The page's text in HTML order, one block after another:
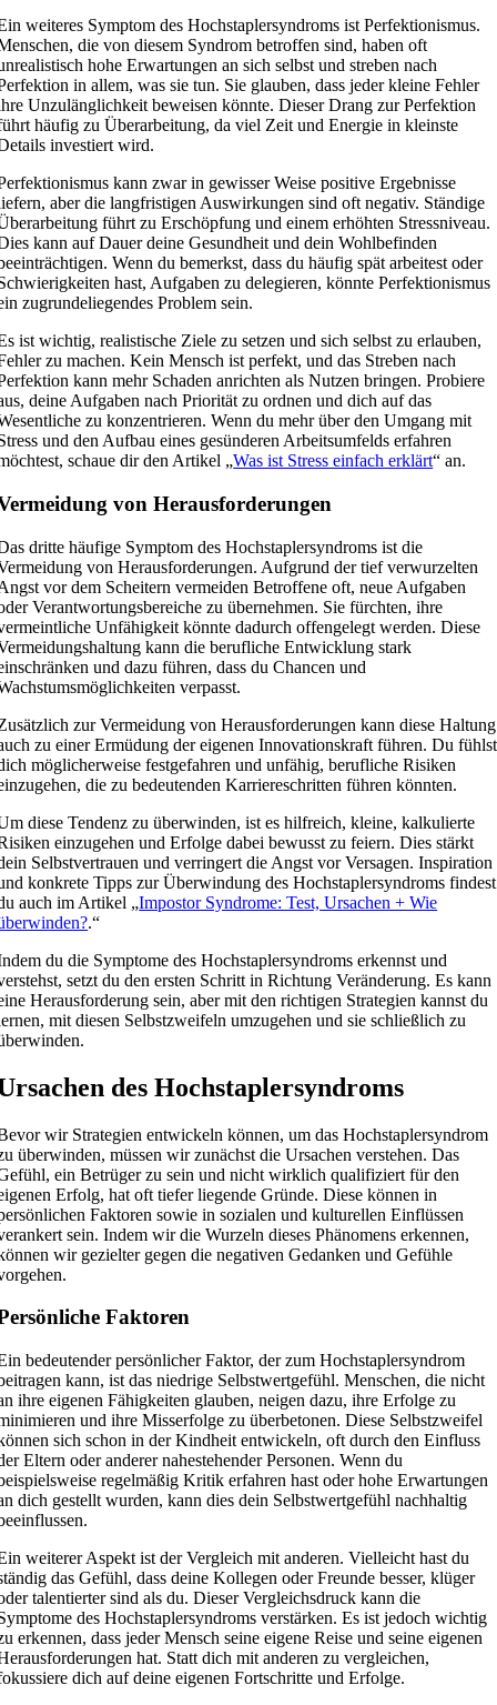
weiteres Symptom des Hochstaplersyndroms ist Perfektionismus.
die von diesem Syndrom betroffen sind, haben oft
hohe Erwartungen an sich selbst und streben nach
in allem, was sie tun. Sie glauben, dass jeder kleine Fehler
Unzulänglichkeit beweisen könnte. Dieser Drang zur Perfektion
häufig zu Überarbeitung, da viel Zeit und Energie in kleinste
investiert wird.
kann zwar in gewisser Weise positive Ergebnisse
aber die langfristigen Auswirkungen sind oft negativ. Ständige
führt zu Erschöpfung und einem erhöhten Stressniveau.
kann auf Dauer deine Gesundheit und dein Wohlbefinden
Wenn du bemerkst, dass du häufig spät arbeitest oder
hast, Aufgaben zu delegieren, könnte Perfektionismus
zugrundeliegendes Problem sein.
ist wichtig, realistische Ziele zu setzen und sich selbst zu erlauben,
zu machen. Kein Mensch ist perfekt, und das Streben nach
kann mehr Schaden anrichten als Nutzen bringen. Probiere
deine Aufgaben nach Priorität zu ordnen und dich auf das
zu konzentrieren. Wenn du mehr über den Umgang mit
und den Aufbau eines gesünderen Arbeitsumfelds erfahren
schaue dir den Artikel „Was ist Stress einfach erklärt“ an.
von Herausforderungen
dritte häufige Symptom des Hochstaplersyndroms ist die
von Herausforderungen. Aufgrund der tief verwurzelten
vor dem Scheitern vermeiden Betroffene oft, neue Aufgaben
Verantwortungsbereiche zu übernehmen. Sie fürchten, ihre
Unfähigkeit könnte dadurch offengelegt werden. Diese
kann die berufliche Entwicklung stark
und dazu führen, dass du Chancen und
verpasst.
zur Vermeidung von Herausforderungen kann diese Haltung
zu einer Ermüdung der eigenen Innovationskraft führen. Du fühlst
möglicherweise festgefahren und unfähig, berufliche Risiken
die zu bedeutenden Karriereschritten führen könnten.
diese Tendenz zu überwinden, ist es hilfreich, kleine, kalkulierte
einzugehen und Erfolge dabei bewusst zu feiern. Dies stärkt
Selbstvertrauen und verringert die Angst vor Versagen. Inspiration
konkrete Tipps zur Überwindung des Hochstaplersyndroms findest
auch im Artikel „Impostor Syndrome: Test, Ursachen + Wie
.“
du die Symptome des Hochstaplersyndroms erkennst und
setzt du den ersten Schritt in Richtung Veränderung. Es kann
Herausforderung sein, aber mit den richtigen Strategien kannst du
mit diesen Selbstzweifeln umzugehen und sie schließlich zu
des Hochstaplersyndroms
wir Strategien entwickeln können, um das Hochstaplersyndrom
überwinden, müssen wir zunächst die Ursachen verstehen. Das
ein Betrüger zu sein und nicht wirklich qualifiziert für den
Erfolg, hat oft tiefer liegende Gründe. Diese können in
Faktoren sowie in sozialen und kulturellen Einflüssen
sein. Indem wir die Wurzeln dieses Phänomens erkennen,
wir gezielter gegen die negativen Gedanken und Gefühle
Faktoren
bedeutender persönlicher Faktor, der zum Hochstaplersyndrom
kann, ist das niedrige Selbstwertgefühl. Menschen, die nicht
ihre eigenen Fähigkeiten glauben, neigen dazu, ihre Erfolge zu
und ihre Misserfolge zu überbetonen. Diese Selbstzweifel
sich schon in der Kindheit entwickeln, oft durch den Einfluss
Eltern oder anderer nahestehender Personen. Wenn du
regelmäßig Kritik erfahren hast oder hohe Erwartungen
dich gestellt wurden, kann dies dein Selbstwertgefühl nachhaltig
weiterer Aspekt ist der Vergleich mit anderen. Vielleicht hast du
das Gefühl, dass deine Kollegen oder Freunde besser, klüger
talentierter sind als du. Dieser Vergleichsdruck kann die
des Hochstaplersyndroms verstärken. Es ist jedoch wichtig
erkennen, dass jeder Mensch seine eigene Reise und seine eigenen
hat. Statt dich mit anderen zu vergleichen,
dich auf deine eigenen Fortschritte und Erfolge.